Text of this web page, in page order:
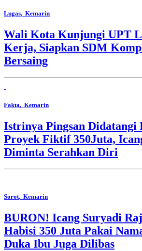
Lugas, Kemarin
Wali Kota Kunjungi UPT
Kerja, Siapkan SDM
Bersaing
Fakta, Kemarin
Istrinya Pingsan Didatangi
Proyek Fiktif 350Juta,
Diminta Serahkan Diri
Sorot, Kemarin
BURON! Icang Suryadi
Habisi 350 Juta Pakai
Duka Ibu Juga Dilibas